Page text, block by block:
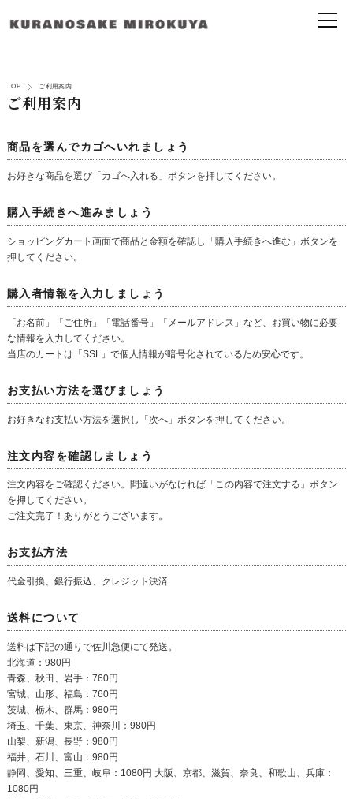
TOP ご利用案内
ご利用案内
商品を選んでカゴへいれましょう
お好きな商品を選び「カゴへ入れる」ボタンを押してください。
購入手続きへ進みましょう
ショッピングカート画面で商品と金額を確認し「購入手続きへ進む」ボタンを
押してください。
購入者情報を入力しましょう
「お名前」「ご住所」「電話番号」「メールアドレス」など、お買い物に必要
な情報を入力してください。
当店のカートは「SSL」で個人情報が暗号化されているため安心です。
お支払い方法を選びましょう
お好きなお支払い方法を選択し「次へ」ボタンを押してください。
注文内容を確認しましょう
注文内容をご確認ください。間違いがなければ「この内容で注文する」ボタン
を押してください。
ご注文完了！ありがとうございます。
お支払方法
代金引換、銀行振込、クレジット決済
送料について
送料は下記の通りで佐川急便にて発送。
北海道：980円
青森、秋田、岩手：760円
宮城、山形、福島：760円
茨城、栃木、群馬：980円
埼玉、千葉、東京、神奈川：980円
山梨、新潟、長野：980円
福井、石川、富山：980円
静岡、愛知、三重、岐阜：1080円 大阪、京都、滋賀、奈良、和歌山、兵庫：
1080円